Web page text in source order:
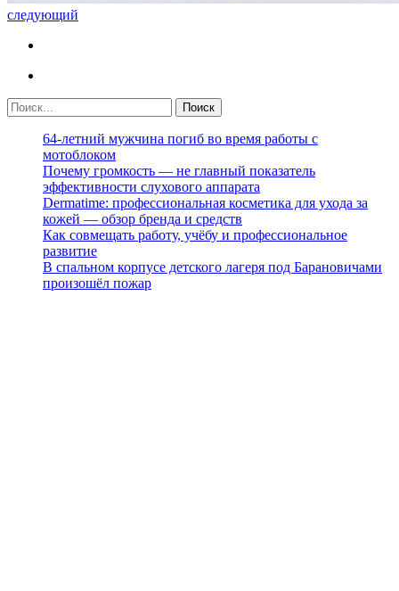
следующий
64-летний мужчина погиб во время работы с
мотоблоком
Почему громкость — не главный показатель
эффективности слухового аппарата
Dermatime: профессиональная косметика для ухода за
кожей — обзор бренда и средств
Как совмещать работу, учёбу и профессиональное
развитие
В спальном корпусе детского лагеря под Барановичами
произошёл пожар